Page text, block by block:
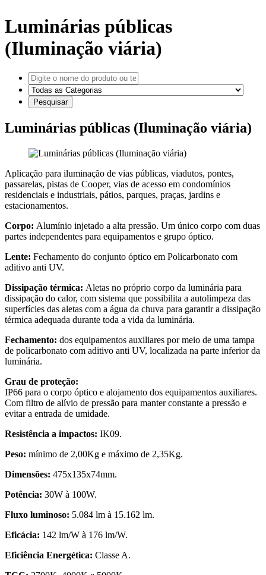
Luminárias públicas
(Iluminação viária)
Luminárias públicas (Iluminação viária)
Aplicação para iluminação de vias públicas, viadutos, pontes,
passarelas, pistas de Cooper, vias de acesso em condomínios
residenciais e industriais, pátios, parques, praças, jardins e
estacionamentos.
Corpo: Alumínio injetado a alta pressão. Um único corpo com duas
partes independentes para equipamentos e grupo óptico.
Lente: Fechamento do conjunto óptico em Policarbonato com
aditivo anti UV.
Dissipação térmica: Aletas no próprio corpo da luminária para
dissipação do calor, com sistema que possibilita a autolimpeza das
superfícies das aletas com a água da chuva para garantir a dissipação
térmica adequada durante toda a vida da luminária.
Fechamento: dos equipamentos auxiliares por meio de uma tampa
de policarbonato com aditivo anti UV, localizada na parte inferior da
luminária.
Grau de proteção:
IP66 para o corpo óptico e alojamento dos equipamentos auxiliares.
Com filtro de alívio de pressão para manter constante a pressão e
evitar a entrada de umidade.
Resistência a impactos: IK09.
Peso: mínimo de 2,00Kg e máximo de 2,35Kg.
Dimensões: 475x135x74mm.
Potência: 30W à 100W.
Fluxo luminoso: 5.084 lm à 15.162 lm.
Eficácia: 142 lm/W à 176 lm/W.
Eficiência Energética: Classe A.